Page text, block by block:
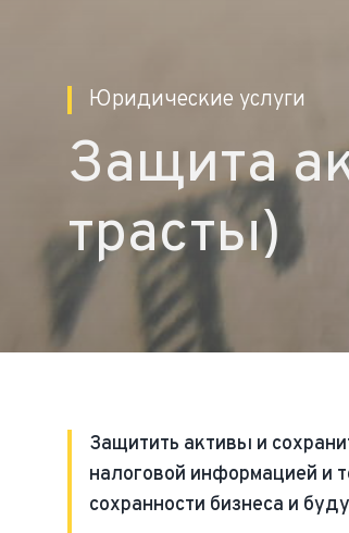
Юридические услуги
Защита
трасты)
Защитить активы и
налоговой информацией и
сохранности бизнеса и